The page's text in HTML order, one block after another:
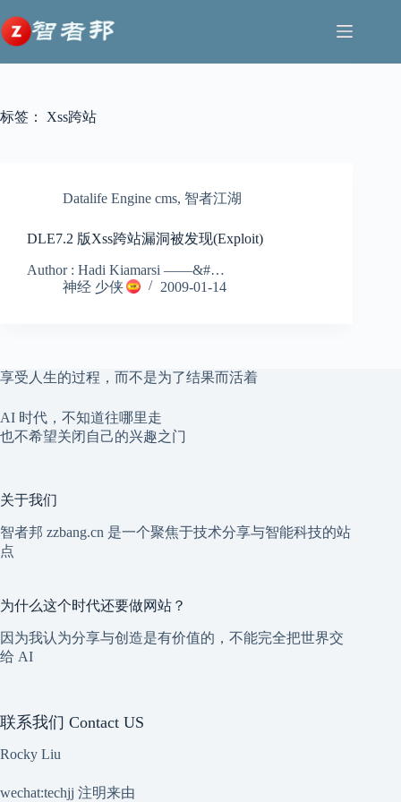
至
内
容
标签： Xss跨站
Datalife Engine cms, 智者江湖
DLE7.2 版Xss跨站漏洞被发现(Exploit)
Author : Hadi Kiamarsi ——&#…
神经 少侠
2009-01-14
享受人生的过程，而不是为了结果而活着
AI 时代，不知道往哪里走
也不希望关闭自己的兴趣之门
关于我们
智者邦 zzbang.cn 是一个聚焦于技术分享与智能科技的站
点
为什么这个时代还要做网站？
因为我认为分享与创造是有价值的，不能完全把世界交
给 AI
联系我们 Contact US
Rocky Liu
wechat:techjj 注明来由